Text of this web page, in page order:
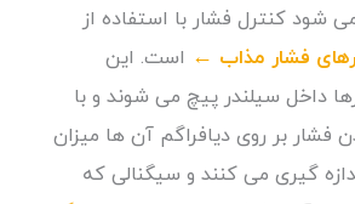
شود کنترل فشار با استفاده از
فشار مذاب ← است. این
داخل سیلندر پیچ می شوند و با
فشار بر روی دیافراگم آن ها میزان
گیری می کنند و سیگنالی که